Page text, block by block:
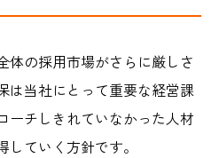
体の採用市場がさらに厳しさ
は当社にとって重要な経営課
ーチしきれていなかった人材
ていく方針です。